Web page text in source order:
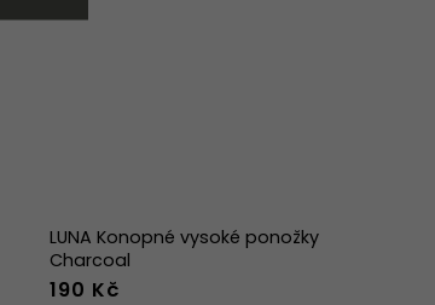
LUNA Konopné vysoké ponožky
Charcoal
190 Kč